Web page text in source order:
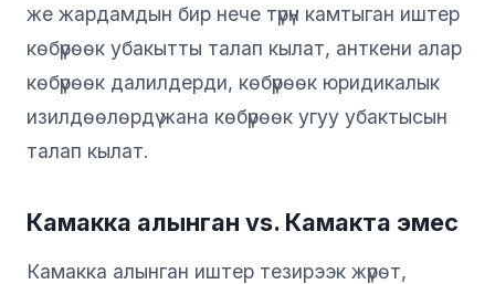
же жардамдын бир нече түрүн камтыган иштер
көбүрөөк убакытты талап кылат, анткени алар
көбүрөөк далилдерди, көбүрөөк юридикалык
изилдөөлөрдү жана көбүрөөк угуу убактысын
талап кылат.
Камакка алынган vs. Камакта эмес
Камакка алынган иштер тезирээк жүрөт,